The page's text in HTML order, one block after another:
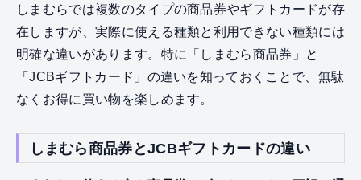
しまむらでは複数のタイプの商品券やギフトカードが存
在しますが、実際に使える種類と利用できない種類には
明確な違いがあります。特に「しまむら商品券」と
「JCBギフトカード」の違いを知っておくことで、無駄
なくお得に買い物を楽しめます。
しまむら商品券とJCBギフトカードの違い